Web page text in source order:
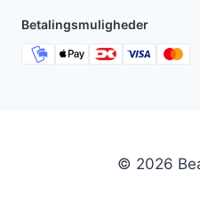
Betalingsmuligheder
© 2026